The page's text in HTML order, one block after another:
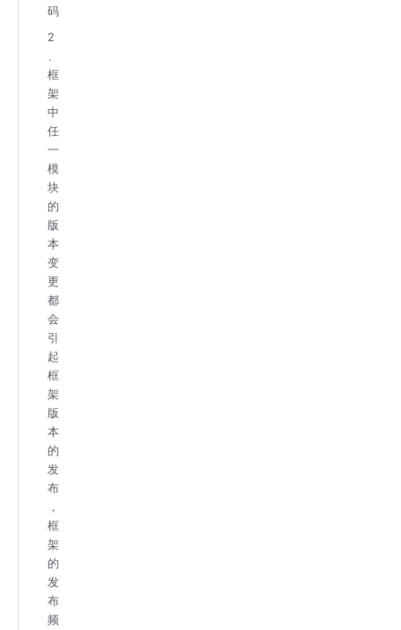
码
2
框
架
中
任
一
模
块
的
版
本
变
更
都
会
引
起
框
架
版
本
的
发
布
，
框
架
的
发
布
频